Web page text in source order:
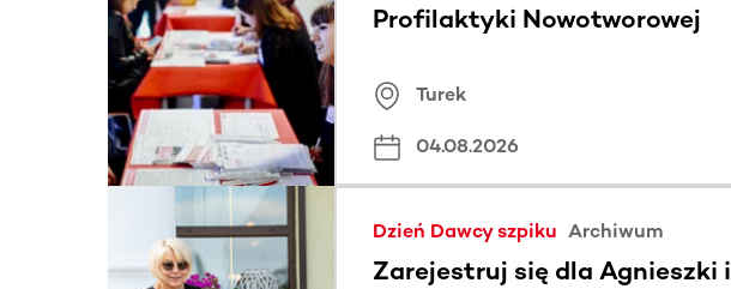
Profilaktyki Nowotworowej
Turek
04.08.2026
Dzień Dawcy szpiku Archiwum
Zarejestruj się dla Agnieszki i